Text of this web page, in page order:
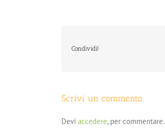
Condividi!
Scrivi un commento
Devi accedere, per commentare.